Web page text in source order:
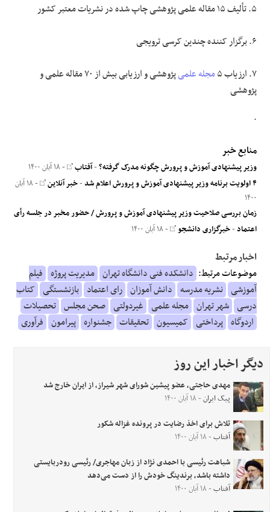
۵. تألیف ۱۵ مقاله علمی پژوهشی چاپ شده در نشریات معتبر کشور
۶. برگزار کننده چندین کرسی ترویجی
۷. ارزیاب ۵ مجله علمی
پژوهشی و ارزیابی بیش از ۷۰ مقاله علمی و
پژوهشی
.
منابع خبر
وزیر پیشنهادی آموزش و پرورش چگونه مدرک گرفته؟-آفتاب - ۱۸ آبان ۱۴۰۰
۴ اولویت برنامه وزیر پیشنهادی آموزش و پرورش اعلام شد
-خبر آنلاین
- ۱۸ آبان
۱۴۰۰
زمان بررسی صلاحیت وزیر پیشنهادی آموزش و پرورش / حضور مخبر در جلسه رأی
اعتماد-خبرگزاری دانشجو - ۱۸ آبان ۱۴۰۰
اخبار مرتبط
موضوعات مرتبط: دانشکده فنی دانشگاه تهران مدیریت پروژه فیلم
آموزشی نشریه مدرسه دانش آموزان رای اعتماد بازنشستگی کتاب
درسی شهر تهران مجله علمی غیردولتی صحن مجلس تحصیلات
اردوگاه پرداختی کمیسیون تحقیقات جشنواره پیرامون فرآوری
دیگر اخبار این روز
مهدی حاجتی، عضو پیشین شورای شهر شیراز، از ایران خارج شد
پیک ایران- ۱۸ آبان ۱۴۰۰
تلاش برای اخذ رضایت در پرونده غزاله شکور
آفتاب- ۱۸ آبان ۱۴۰۰
شباهت رئیسی با احمدی نژاد از زبان مهاجری/ رئیسی رودربایستی
داشته باشد، برندینگ خودش را از دست می‌دهد
آفتاب- ۱۸ آبان ۱۴۰۰